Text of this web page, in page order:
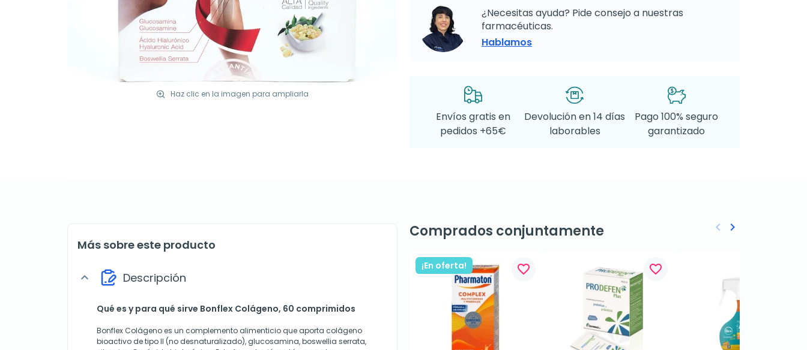
Haz clic en la imagen para ampliarla
¿Necesitas ayuda? Pide consejo a nuestras
farmacéuticas.
Hablamos
Envíos gratis en
pedidos +65€
Devolución en 14 días
laborables
Pago 100% seguro
garantizado
Más sobre este producto
expand_more Descripción
Qué es y para qué sirve Bonflex Colágeno, 60 comprimidos
Bonflex Colágeno es un complemento alimenticio que aporta colágeno
bioactivo de tipo II (no desnaturalizado), glucosamina, boswellia serrata,
Comprados conjuntamente
¡En oferta! favorite_border favorite_border
Anterior
keyboard_arrow_left Siguiente
keyboard_arrow_right